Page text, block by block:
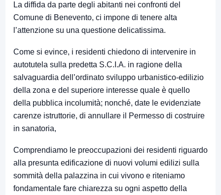
La diffida da parte degli abitanti nei confronti del
Comune di Benevento, ci impone di tenere alta
l’attenzione su una questione delicatissima.
Come si evince, i residenti chiedono di intervenire in
autotutela sulla predetta S.C.I.A. in ragione della
salvaguardia dell’ordinato sviluppo urbanistico-edilizio
della zona e del superiore interesse quale è quello
della pubblica incolumità; nonché, date le evidenziate
carenze istruttorie, di annullare il Permesso di costruire
in sanatoria,
Comprendiamo le preoccupazioni dei residenti riguardo
alla presunta edificazione di nuovi volumi edilizi sulla
sommità della palazzina in cui vivono e riteniamo
fondamentale fare chiarezza su ogni aspetto della